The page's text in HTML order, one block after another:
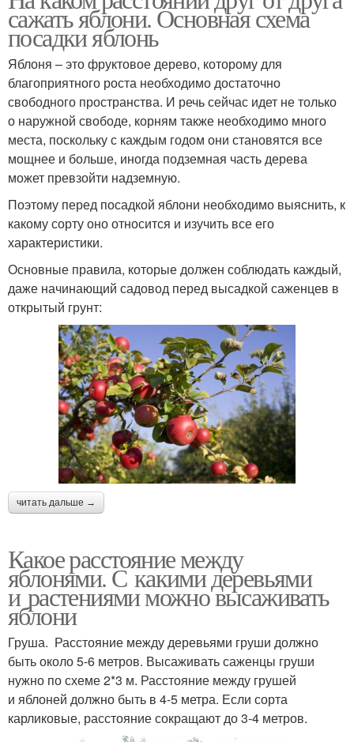
сажать яблони. Основная схема
посадки яблонь
Яблоня – это фруктовое дерево, которому для
благоприятного роста необходимо достаточно
свободного пространства. И речь сейчас идет не только
о наружной свободе, корням также необходимо много
места, поскольку с каждым годом они становятся все
мощнее и больше, иногда подземная часть дерева
может превзойти надземную.
Поэтому перед посадкой яблони необходимо выяснить, к
какому сорту оно относится и изучить все его
характеристики.
Основные правила, которые должен соблюдать каждый,
даже начинающий садовод перед высадкой саженцев в
открытый грунт:
читать дальше →
Какое расстояние между
яблонями. С какими деревьями
и растениями можно высаживать
яблони
Груша. Расстояние между деревьями груши должно
быть около 5-6 метров. Высаживать саженцы груши
нужно по схеме 2*3 м. Расстояние между грушей
и яблоней должно быть в 4-5 метра. Если сорта
карликовые, расстояние сокращают до 3-4 метров.